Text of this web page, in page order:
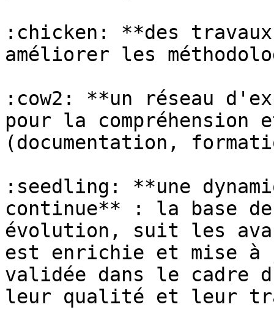
:chicken: **des
améliorer les
:cow2: **un réseau
pour la
(documentation,
:seedling: **une
continue** : la base de
évolution, suit les
est enrichie et mise à
validée dans le cadre
leur qualité et leur